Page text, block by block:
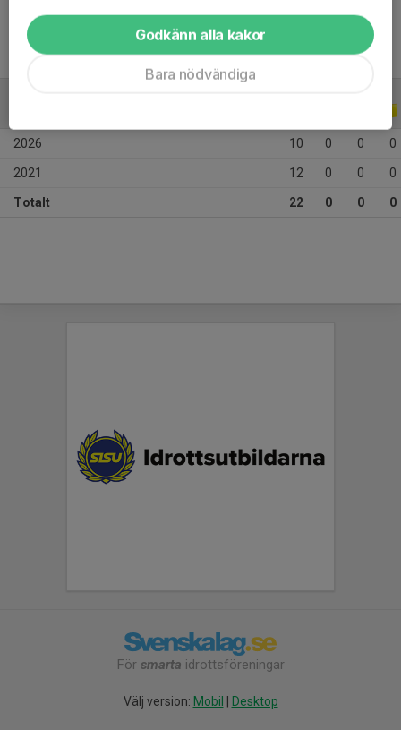
2026 10 0 0 0
2021 12 0 0 0
Totalt 22 0 0 0
För smarta idrottsföreningar
Välj version: Mobil Desktop
Godkänn alla kakor
Bara nödvändiga